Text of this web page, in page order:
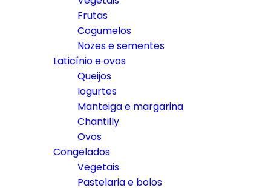
Frutas
Cogumelos
Nozes e sementes
Laticínio e ovos
Queijos
Iogurtes
Manteiga e margarina
Chantilly
Ovos
Congelados
Vegetais
Pastelaria e bolos